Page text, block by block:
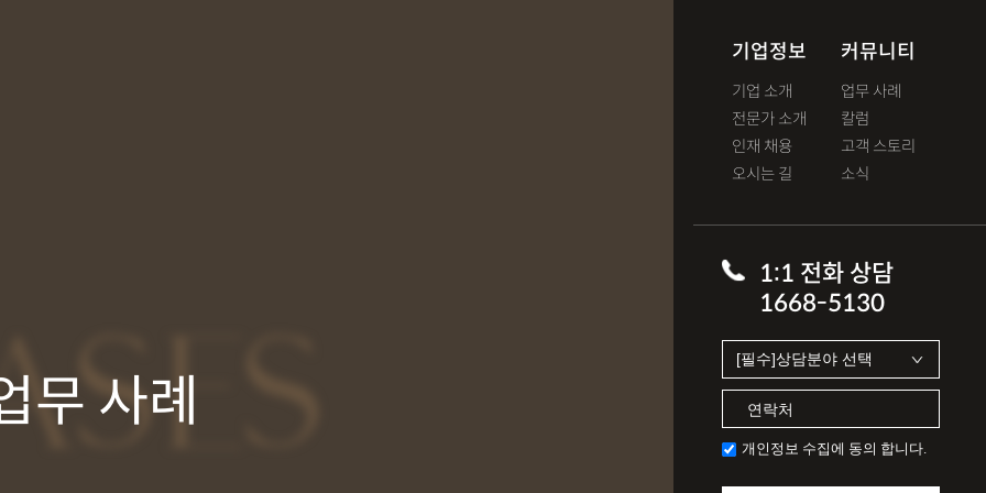
기업정보
기업 소개
전문가 소개
인재 채용
오시는 길
커뮤니티
업무 사례
칼럼
고객 스토리
소식
1:1 전화 상담
1668-5130
개인정보 수집에 동의 합니다.
무 사례